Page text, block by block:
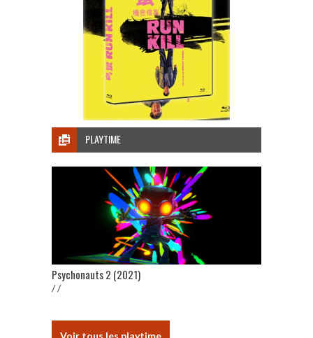
PLAYTIME
Psychonauts 2 (2021)
/ /
Voir tous les playtime